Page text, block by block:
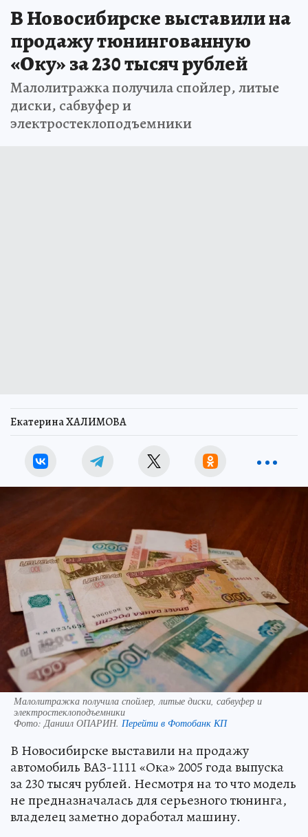
В Новосибирске выставили на
продажу тюнингованную
«Оку» за 230 тысяч рублей
Малолитражка получила спойлер, литые
диски, сабвуфер и
электростеклоподъемники
Екатерина ХАЛИМОВА
Малолитражка получила спойлер, литые диски, сабвуфер и
электростеклоподъемники
Фото:Даниил ОПАРИН. Перейти в Фотобанк КП
В Новосибирске выставили на продажу
автомобиль ВАЗ-1111 «Ока» 2005 года выпуска
за 230 тысяч рублей. Несмотря на то что модель
не предназначалась для серьезного тюнинга,
владелец заметно доработал машину.